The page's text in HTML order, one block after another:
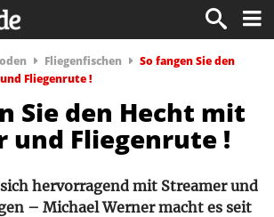
Fliegenfischen
So fangen Sie den
Fliegenrute !
Sie den Hecht mit
und Fliegenrute !
hervorragend mit Streamer und
– Michael Werner macht es seit